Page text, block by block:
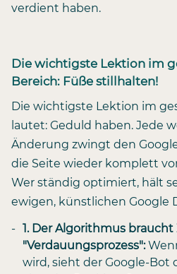
verdient haben.
Die wichtigste Lektion im
Bereich: Füße stillhalten!
Die wichtigste Lektion im
lautet: Geduld haben. Jede
Änderung zwingt den
die Seite wieder komplett
Wer ständig optimiert, hält
ewigen, künstlichen Google
1. Der Algorithmus
"Verdauungsprozess":
wird, sieht der Google-Bot